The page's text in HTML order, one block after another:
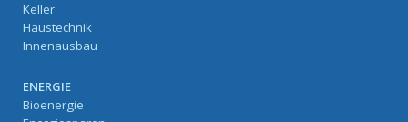
Keller
Haustechnik
Innenausbau
ENERGIE
Bioenergie